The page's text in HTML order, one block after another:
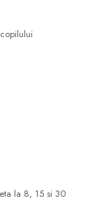
la 8, 15 si 30